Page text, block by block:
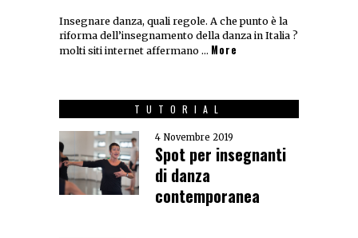
Insegnare danza, quali regole. A che punto è la
riforma dell’insegnamento della danza in Italia ?
molti siti internet affermano … More
TUTORIAL
4 Novembre 2019
Spot per insegnanti
di danza
contemporanea